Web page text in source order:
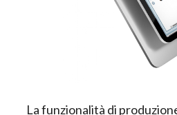
La funzionalità di